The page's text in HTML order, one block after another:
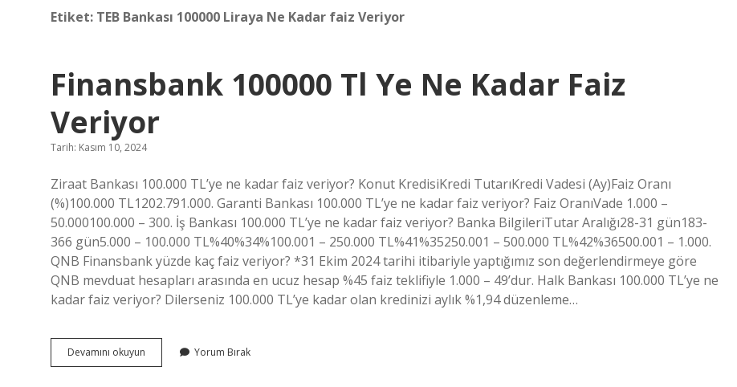
Etiket: TEB Bankası 100000 Liraya Ne Kadar faiz Veriyor
Finansbank 100000 Tl Ye Ne Kadar Faiz
Veriyor
Tarih: Kasım 10, 2024
Ziraat Bankası 100.000 TL’ye ne kadar faiz veriyor? Konut KredisiKredi TutarıKredi Vadesi (Ay)Faiz Oranı
(%)100.000 TL1202.791.000. Garanti Bankası 100.000 TL’ye ne kadar faiz veriyor? Faiz OranıVade 1.000 –
50.000100.000 – 300. İş Bankası 100.000 TL’ye ne kadar faiz veriyor? Banka BilgileriTutar Aralığı28-31 gün183-
366 gün5.000 – 100.000 TL%40%34%100.001 – 250.000 TL%41%35250.001 – 500.000 TL%42%36500.001 – 1.000.
QNB Finansbank yüzde kaç faiz veriyor? *31 Ekim 2024 tarihi itibariyle yaptığımız son değerlendirmeye göre
QNB mevduat hesapları arasında en ucuz hesap %45 faiz teklifiyle 1.000 – 49’dur. Halk Bankası 100.000 TL’ye ne
kadar faiz veriyor? Dilerseniz 100.000 TL’ye kadar olan kredinizi aylık %1,94 düzenleme…
Devamını okuyun Finansbank
100000
Yorum Bırak